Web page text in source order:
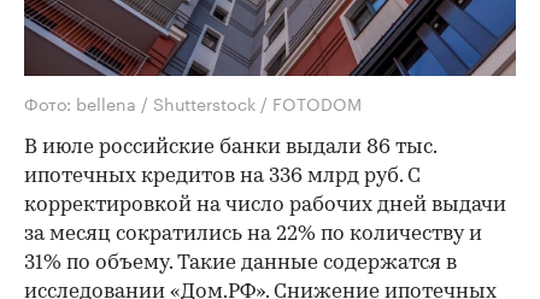
Фото: bellena / Shutterstock / FOTODOM
В июле российские банки выдали 86 тыс.
ипотечных кредитов на 336 млрд руб. С
корректировкой на число рабочих дней выдачи
за месяц сократились на 22% по количеству и
31% по объему. Такие данные содержатся в
исследовании «Дом.РФ». Снижение ипотечных